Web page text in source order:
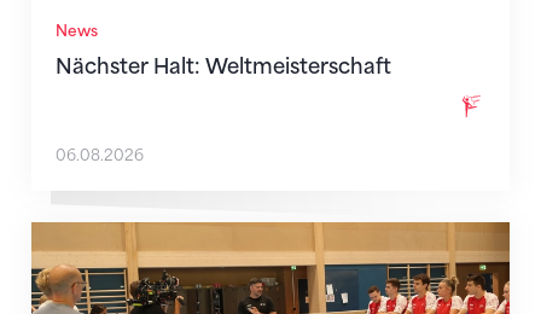
News
Nächster Halt: Weltmeisterschaft
06.08.2026
Mit klaren Zielen nach Zagreb